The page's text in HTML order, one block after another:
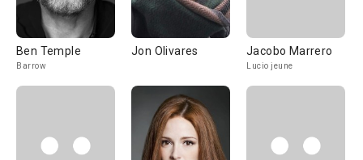
Ben Temple
Barrow
Jon Olivares Jacobo Marrero
Lucio jeune